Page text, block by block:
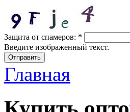
Защита от спамеров: *
Введите изображенный текст.
Главная